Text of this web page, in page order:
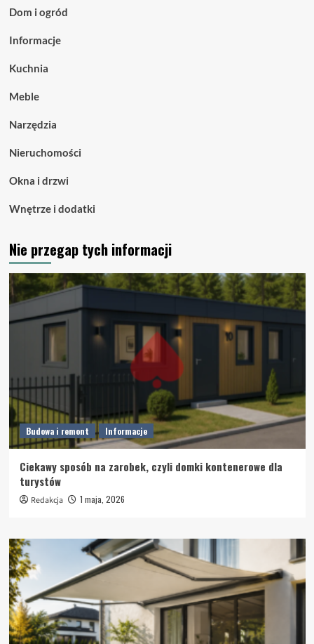
Dom i ogród
Informacje
Kuchnia
Meble
Narzędzia
Nieruchomości
Okna i drzwi
Wnętrze i dodatki
Nie przegap tych informacji
Budowa i remont Informacje
Ciekawy sposób na zarobek, czyli domki kontenerowe dla
turystów
Redakcja 1 maja, 2026